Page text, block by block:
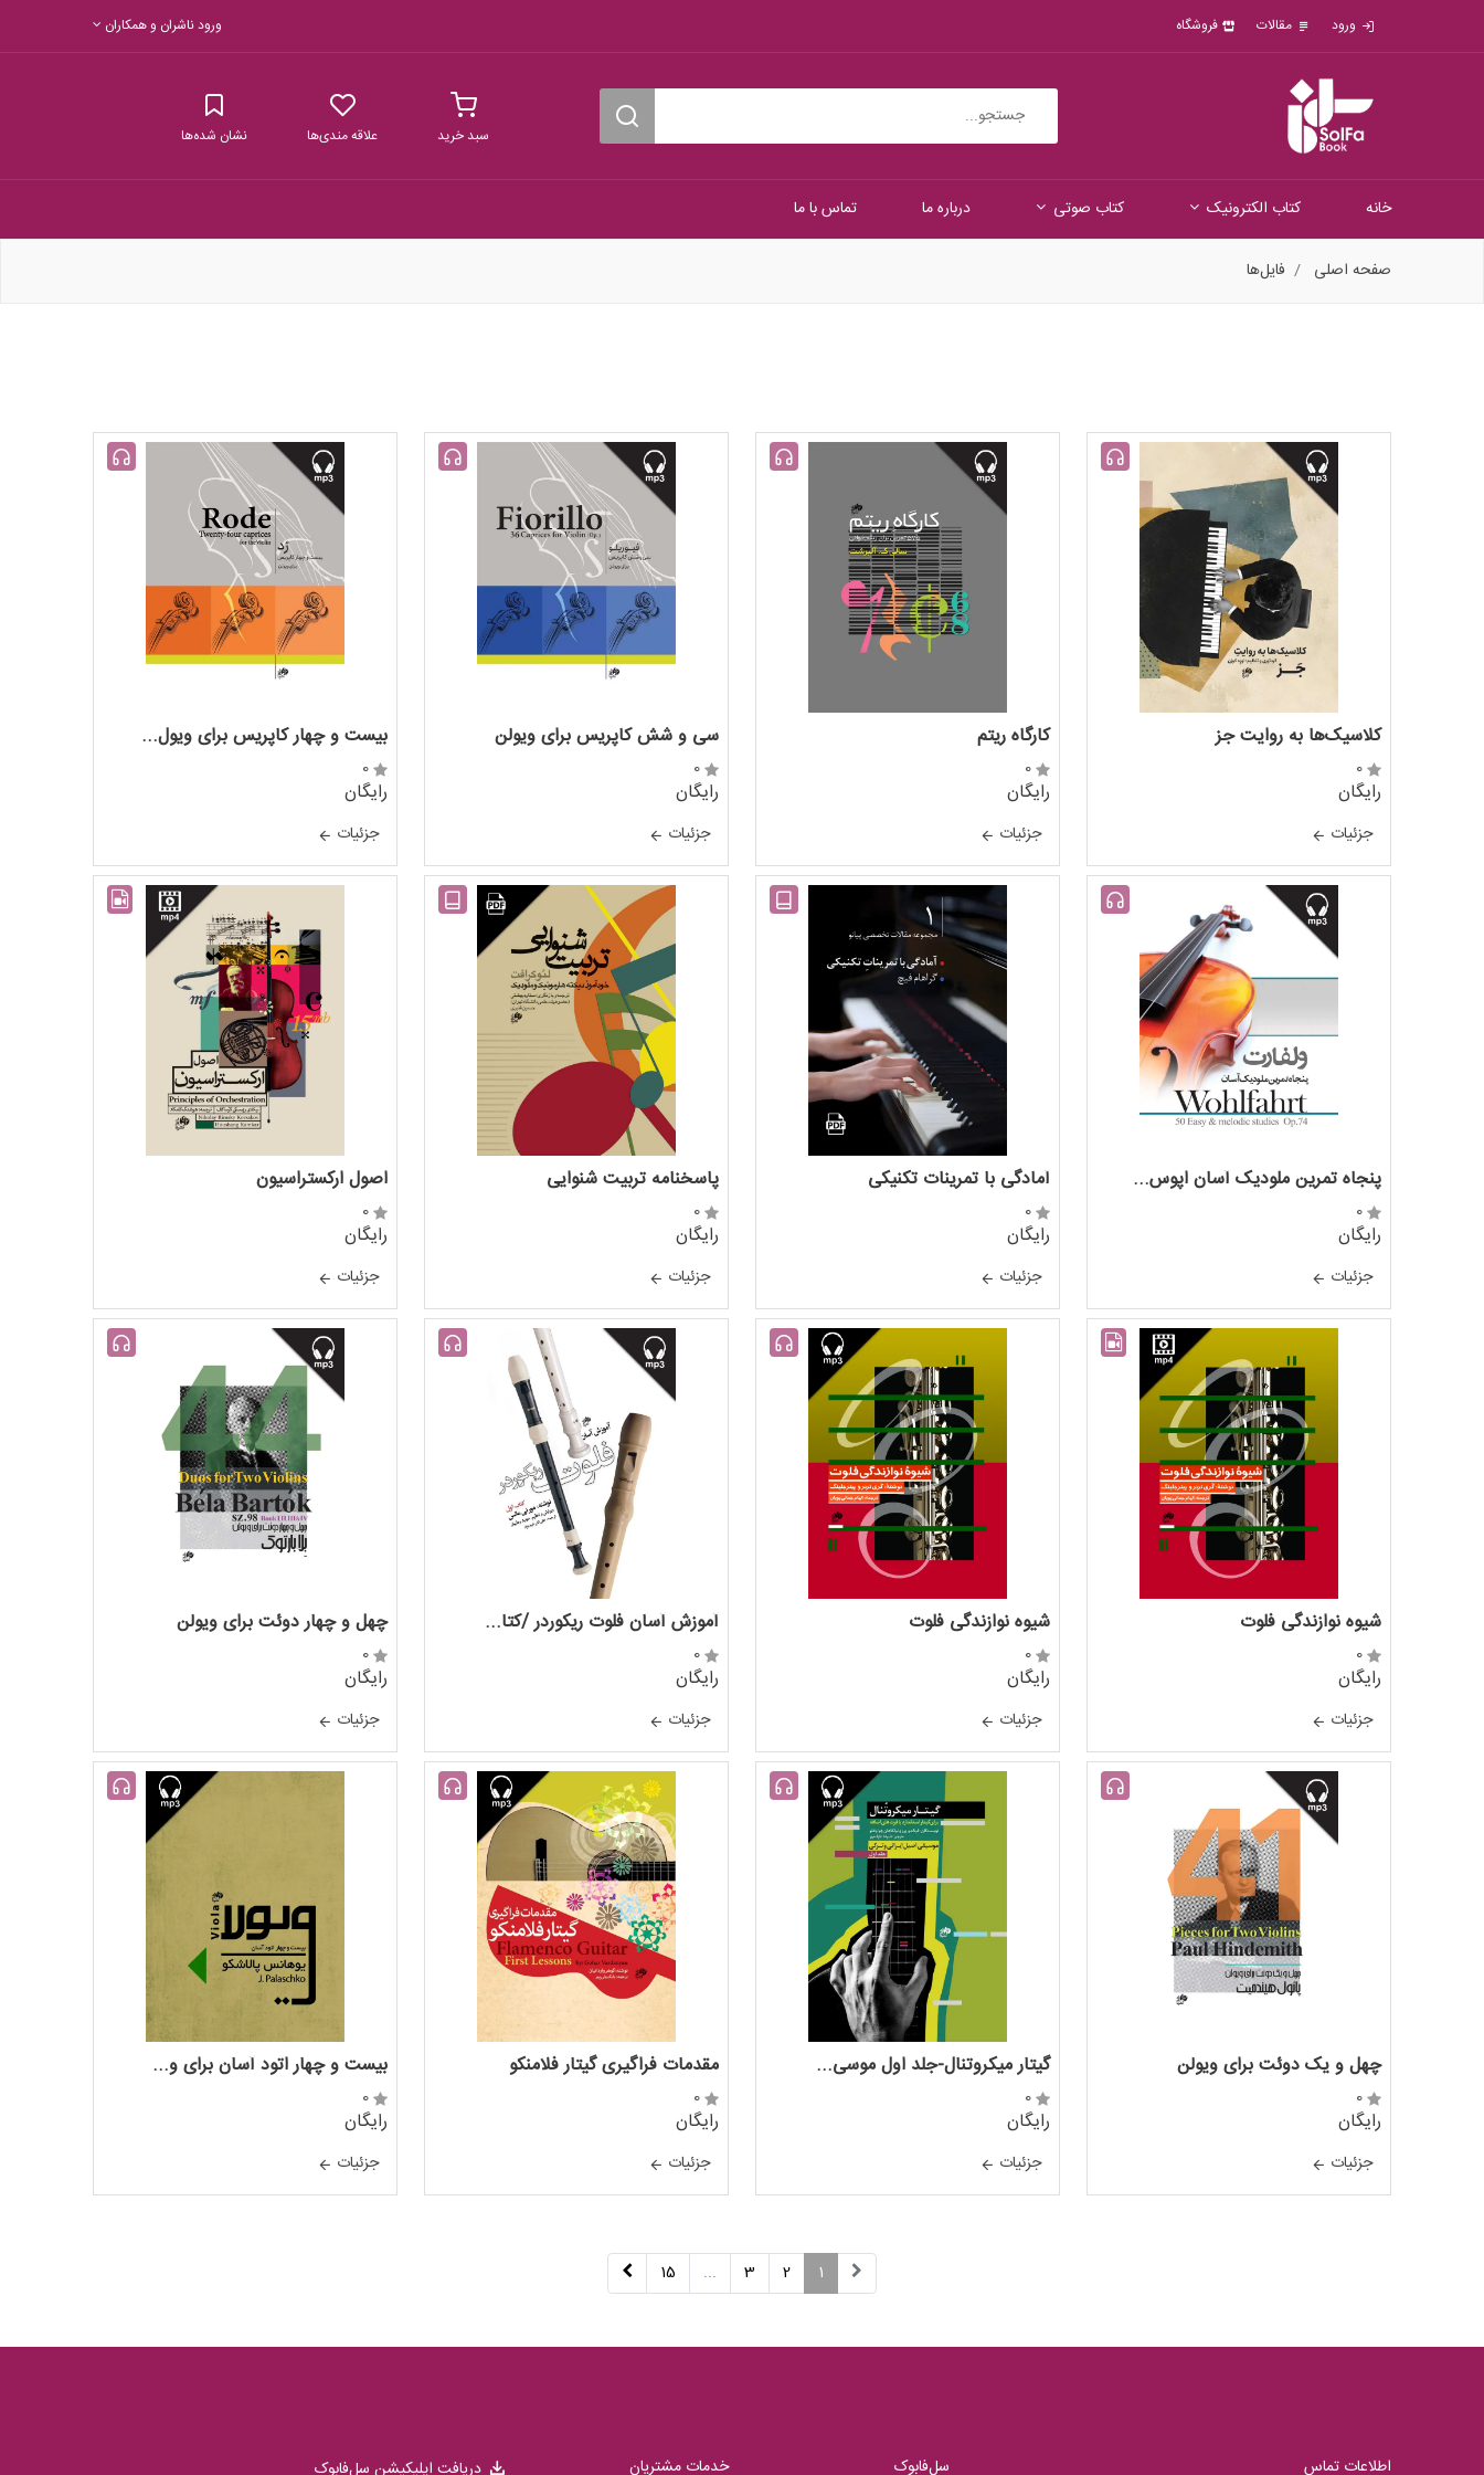
ورود مقالات فروشگاه ورود ناشران و همکاران
سبد خرید علاقه مندی‌ها نشان شده‌ها
خانه کتاب الکترونیک کتاب صوتی درباره ما تماس با ما
صفحه اصلی فایل‌ها
کلاسیک‌ها به روایت جز
0
رایگان
جزئيات
کارگاه ریتم
0
رایگان
جزئيات
سی و شش کاپریس برای ویولن
0
رایگان
جزئيات
بیست و چهار کاپریس برای ویول...
0
رایگان
جزئيات
پنجاه تمرين ملوديک آسان اپوس...
0
رایگان
جزئيات
آمادگی با تمرینات تکنیکی
0
رایگان
جزئيات
پاسخنامه تربیت شنوایی
0
رایگان
جزئيات
اصول ارکستراسیون
0
رایگان
جزئيات
شیوه نوازندگی فلوت
0
رایگان
جزئيات
شیوه نوازندگی فلوت
0
رایگان
جزئيات
آموزش آسان فلوت ریکوردر /کتا...
0
رایگان
جزئيات
چهل و چهار دوئت برای ویولن
0
رایگان
جزئيات
چهل و یک دوئت برای ویولن
0
رایگان
جزئيات
گیتار میکروتنال-جلد اول موسی...
0
رایگان
جزئيات
مقدمات فراگيری گيتار فلامنكو
0
رایگان
جزئيات
بیست و چهار اتود آسان برای و...
0
رایگان
جزئيات
1
2
3
...
15
اطلاعات تماس سل‌فابوک خدمات مشتریان دریافت اپلیکیشن سل‌فابوک